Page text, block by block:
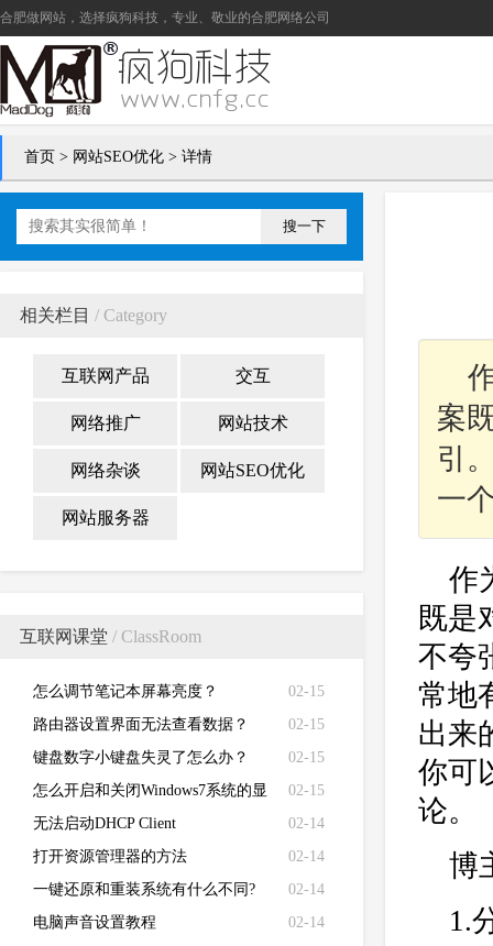
合肥做网站 ，选择疯狗科技，专业、敬业的合肥网络公司
首页 > 网站SEO优化 > 详情
搜一下
相关栏目 / Category
互联网产品 交互
网络推广 网站技术
网络杂谈 网站SEO优化
网站服务器
互联网课堂 / ClassRoom
02-15
怎么调节笔记本屏幕亮度？
02-15
路由器设置界面无法查看数据？
02-15
键盘数字小键盘失灵了怎么办？
02-15
怎么开启和关闭Windows7系统的显
卡硬件加速功能
02-14
无法启动DHCP Client
02-14
打开资源管理器的方法
02-14
一键还原和重装系统有什么不同?
02-14
电脑声音设置教程
案
引
一
作
既是
不夸
常地
出来
你可
论。
博
1.